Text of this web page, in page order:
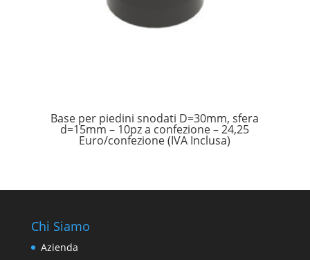
Base per piedini snodati D=30mm, sfera
d=15mm – 10pz a confezione – 24,25
Euro/confezione (IVA Inclusa)
Chi Siamo
Azienda